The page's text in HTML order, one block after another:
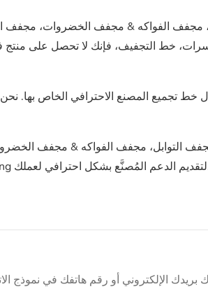
خط التجفيف، فإنك لا تحصل على